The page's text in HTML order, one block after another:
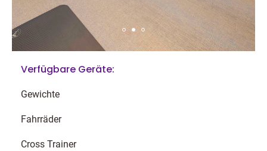
Verfügbare Geräte:
Gewichte
Fahrräder
Cross Trainer